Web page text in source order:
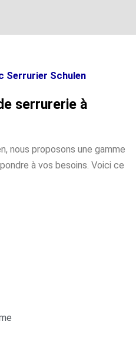
Serrurier Schulen
serrurerie à
nous proposons une gamme
à vos besoins. Voici ce